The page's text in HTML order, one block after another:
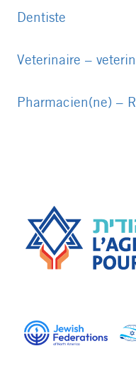
file
Dentiste
file
file